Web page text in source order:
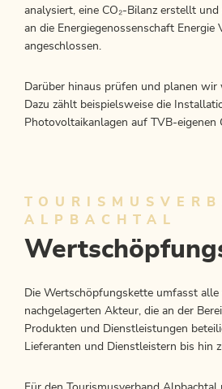
analysiert, eine CO₂-Bilanz erstellt und
an die Energiegenossenschaft Energie
angeschlossen.
Darüber hinaus prüfen und planen wir
Dazu zählt beispielsweise die
Photovoltaikanlagen auf TVB-eigenen
ALPBACHTAL
Die Wertschöpfungskette umfasst alle
nachgelagerten Akteur, die an der
Produkten und Dienstleistungen
Lieferanten und Dienstleistern bis hin